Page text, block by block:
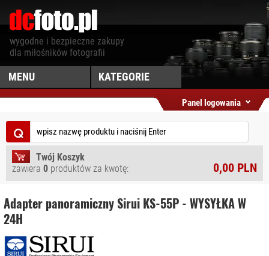
wygodne i bezpieczne zakupy
dla miłośników fotografii
MENU
DCFOTO.PL
PROMOCJE
NOWOŚCI
OSTATNIO
PRODUCENCI
MAPA SERWISU
JAK KUPOWAĆ
Panel logowania
⌕
Twój Koszyk
zawiera 0 produktów za kwotę: 0,00 PLN
Adapter panoramiczny Sirui KS-55P - WYSYŁKA W
24H
KATEGORIE
AKCESORIA DO
SMARTFONÓW
AKCESORIA
AKCESORIA
MYŚLIWSKIE
AKCESORIA WIDEO